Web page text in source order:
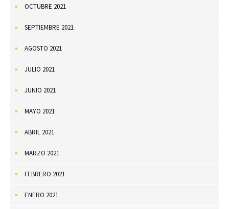
OCTUBRE 2021
SEPTIEMBRE 2021
AGOSTO 2021
JULIO 2021
JUNIO 2021
MAYO 2021
ABRIL 2021
MARZO 2021
FEBRERO 2021
ENERO 2021